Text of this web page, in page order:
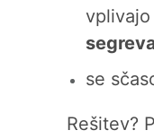
vplivajo
se
Rešitev?